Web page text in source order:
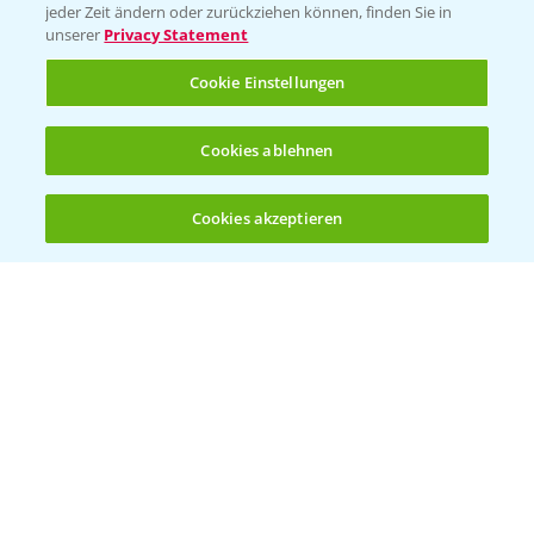
(noch 4)
Sammelstellen und Termine
Kontakt & Notfall
Beratung auf WhatsApp
+49 (0)174 346 564 1
jeder Zeit ändern oder zurückziehen können, finden Sie in
unserer Privacy Statement
Cookie Einstellungen
Cookies ablehnen
Cookies akzeptieren